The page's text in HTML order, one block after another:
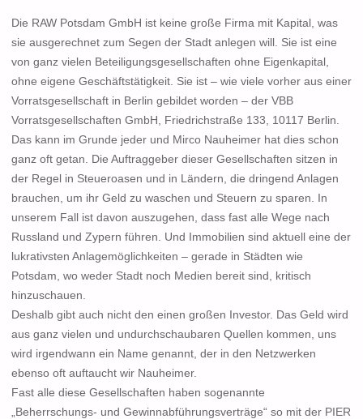
Die RAW Potsdam GmbH ist keine große Firma mit Kapital, was
sie ausgerechnet zum Segen der Stadt anlegen will. Sie ist eine
von ganz vielen Beteiligungsgesellschaften ohne Eigenkapital,
ohne eigene Geschäftstätigkeit. Sie ist – wie viele vorher aus einer
Vorratsgesellschaft in Berlin gebildet worden – der VBB
Vorratsgesellschaften GmbH, Friedrichstraße 133, 10117 Berlin
Das kann im Grunde jeder und Mirco Nauheimer hat dies schon
ganz oft getan. Die Auftraggeber dieser Gesellschaften sitzen in
der Regel in Steueroasen und in Ländern, die dringend Anlagen
brauchen, um ihr Geld zu waschen und Steuern zu sparen. In
unserem Fall ist davon auszugehen, dass fast alle Wege nach
Russland und Zypern führen. Und Immobilien sind aktuell eine der
lukrativsten Anlagemöglichkeiten – gerade in Städten wie
Potsdam, wo weder Stadt noch Medien bereit sind, kritisch
hinzuschauen.
Deshalb gibt auch nicht den einen großen Investor. Das Geld wird
aus ganz vielen und undurchschaubaren Quellen kommen, uns
wird irgendwann ein Name genannt, der in den Netzwerken
ebenso oft auftaucht wir Nauheimer.
Fast alle diese Gesellschaften haben sogenannte
„Beherrschungs- und Gewinnabführungsverträge“ so mit der PIER